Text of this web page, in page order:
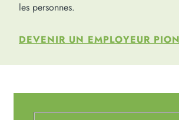
les personnes.
DEVENIR UN EMPLOYEUR